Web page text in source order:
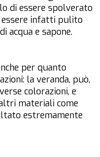
di essere spolverato
essere infatti pulito
acqua e sapone.
per quanto
la veranda, può,
colorazioni, e
materiali come
estremamente